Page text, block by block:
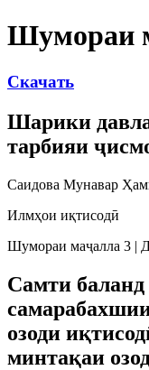
Шумораи
Скачать
Шарики
тарбияи
Саидова Мунавар
Илмҳои иқтисодӣ
Шумораи маҷалла 3 |
Самти
озоди
минтақаи